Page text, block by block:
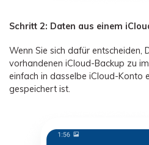
Schritt 2: Daten aus einem
Wenn Sie sich dafür entscheiden,
vorhandenen iCloud-Backup zu
einfach in dasselbe iCloud-Konto
gespeichert ist.